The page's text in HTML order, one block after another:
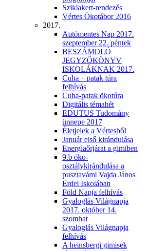
Sziklakert-rendezés
Vértes Ökotábor 2016
2017.
Autómentes Nap 2017.
szeptember 22. péntek
BESZÁMOLÓ
JEGYZŐKÖNYV
ISKOLÁKNAK 2017.
Cuha – patak túra
felhívás
Cuha-patak ökotúra
Digitális témahét
EDUTUS Tudomány
ünnepe 2017
Életjelek a Vértesből
Január első kirándulása
Energiaőrjárat a gimiben
9.b öko-
osztálykirándulása a
pusztavámi Vajda János
Erdei Iskolában
Föld Napja felhívás
Gyaloglás Világnapja
2017. október 14.
szombat
Gyaloglás Világnapja
felhívás
A heinsbergi gimisek